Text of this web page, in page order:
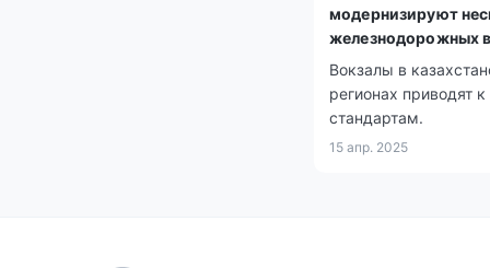
модернизируют
железнодорожных
Вокзалы в
регионах приводят
стандартам.
15 апр. 2025